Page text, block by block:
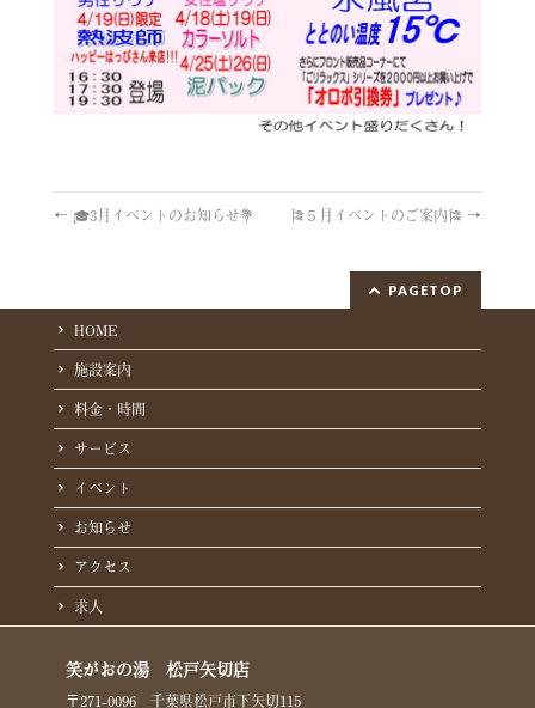
← 🎓3月イベントのお知らせ💐 🎏５月イベントのご案内🎏 →
PAGETOP
HOME
施設案内
料金・時間
サービス
イベント
お知らせ
アクセス
求人
笑がおの湯 松戸矢切店
〒271-0096 千葉県松戸市下矢切115